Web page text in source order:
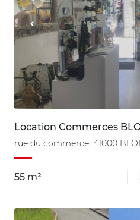
Location Commerces
rue du commerce, 41000
55 m²